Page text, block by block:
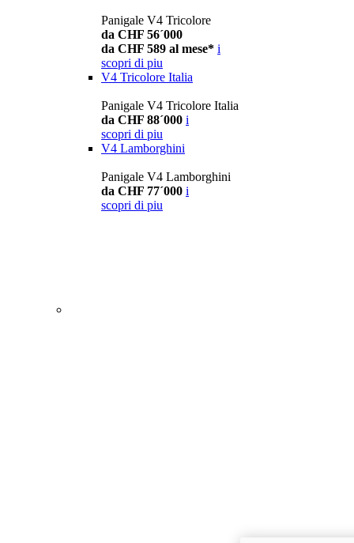
Panigale V4 Tricolore
da CHF 56´000
da CHF 589 al mese* i
scopri di piu
V4 Tricolore Italia
Panigale V4 Tricolore Italia
da CHF 88´000 i
scopri di piu
V4 Lamborghini
Panigale V4 Lamborghini
da CHF 77´000 i
scopri di piu